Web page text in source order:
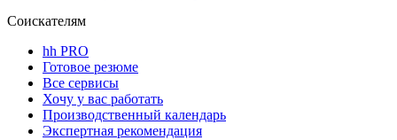
Соискателям
hh PRO
Готовое резюме
Все сервисы
Хочу у вас работать
Производственный календарь
Экспертная рекомендация